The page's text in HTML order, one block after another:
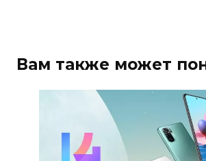
Вам также может